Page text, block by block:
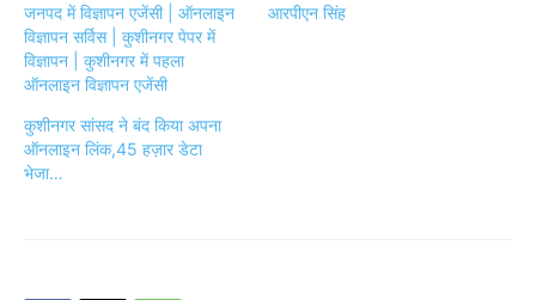
जनपद में विज्ञापन एजेंसी | ऑनलाइन
विज्ञापन सर्विस | कुशीनगर पेपर में
विज्ञापन | कुशीनगर में पहला
ऑनलाइन विज्ञापन एजेंसी
आरपीएन सिंह
कुशीनगर सांसद ने बंद किया अपना
ऑनलाइन लिंक,45 हज़ार डेटा
भेजा…